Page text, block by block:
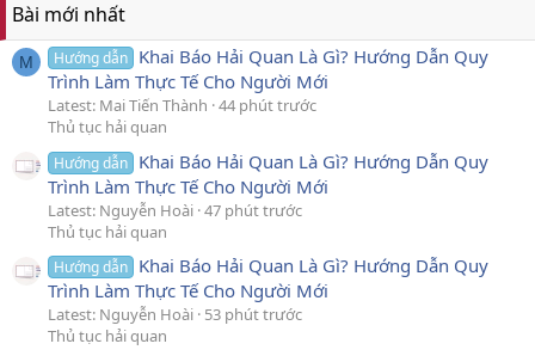
Bài mới nhất
M Hướng dẫn Khai Báo Hải Quan Là Gì? Hướng Dẫn Quy
Trình Làm Thực Tế Cho Người Mới
Latest: Mai Tiến Thành 44 phút trước
Thủ tục hải quan
Hướng dẫn Khai Báo Hải Quan Là Gì? Hướng Dẫn Quy
Trình Làm Thực Tế Cho Người Mới
Latest: Nguyễn Hoài 47 phút trước
Thủ tục hải quan
Hướng dẫn Khai Báo Hải Quan Là Gì? Hướng Dẫn Quy
Trình Làm Thực Tế Cho Người Mới
Latest: Nguyễn Hoài 53 phút trước
Thủ tục hải quan